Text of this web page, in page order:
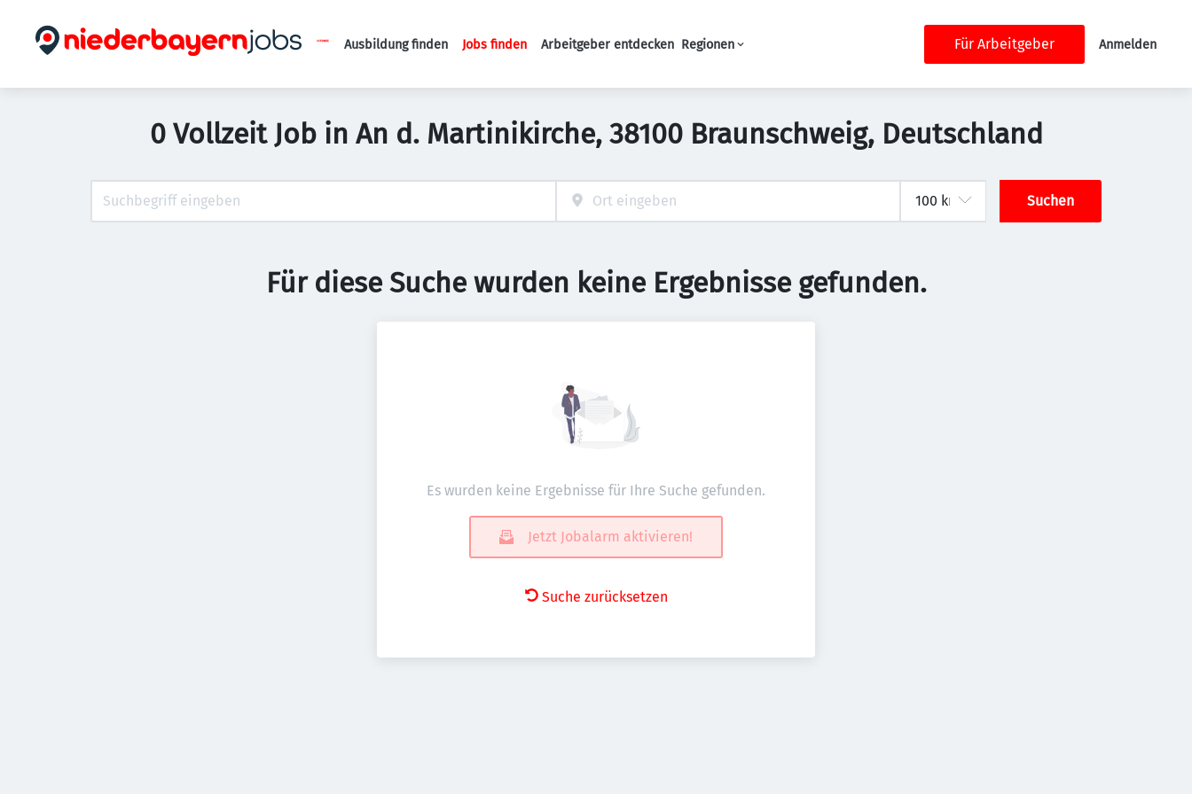
Haupt-Navigation
Ausbildung finden Jobs finden Arbeitgeber entdecken Regionen Für Arbeitgeber Anmelden
0 Vollzeit Job in An d. Martinikirche, 38100 Braunschweig, Deutschland
Suchen
Für diese Suche wurden keine Ergebnisse gefunden.
Es wurden keine Ergebnisse für Ihre Suche gefunden.
Jetzt Jobalarm aktivieren!
Suche zurücksetzen